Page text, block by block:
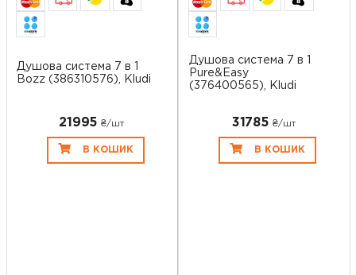
Душова система 7 в 1
Bozz (386310576), Kludi
21995 ₴/шт
В КОШИК
Душова система 7 в 1
Pure&Easy
(376400565), Kludi
31785 ₴/шт
В КОШИК